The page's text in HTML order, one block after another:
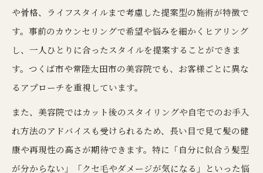
や骨格、ライフスタイルまで考慮した提案型の施術が特徴で
す。事前のカウンセリングで希望や悩みを細かくヒアリング
し、一人ひとりに合ったスタイルを提案することができま
す。つくば市や常陸太田市の美容院でも、お客様ごとに異な
るアプローチを重視しています。
また、美容院ではカット後のスタイリングや自宅でのお手入
れ方法のアドバイスも受けられるため、長い目で見て髪の健
康や再現性の高さが期待できます。特に「自分に似合う髪型
が分からない」「クセ毛やダメージが気になる」といった悩